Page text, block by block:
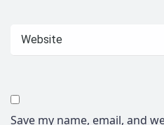
Save my name, email, and